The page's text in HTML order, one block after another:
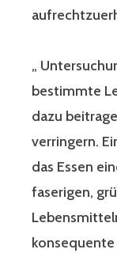
„
bestimmte
dazu
verringern.
das Essen
faserigen,
konsequente